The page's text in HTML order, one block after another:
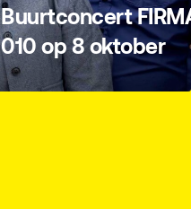
Buurtconcert
010 op 8 oktober